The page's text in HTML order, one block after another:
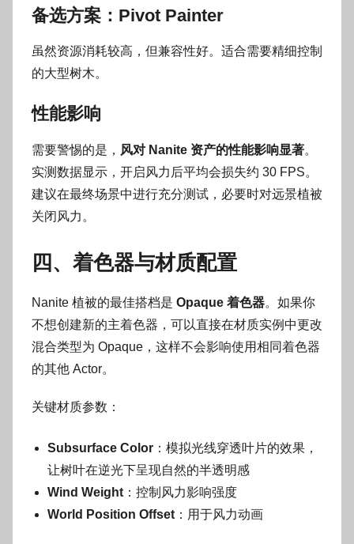
备选方案：Pivot Painter
虽然资源消耗较高，但兼容性好。适合需要精细控制
的大型树木。
性能影响
需要警惕的是， 风对 Nanite 资产的性能影响显著。
实测数据显示，开启风力后平均会损失约 30 FPS。
建议在最终场景中进行充分测试，必要时对远景植被
关闭风力。
四、着色器与材质配置
Nanite 植被的最佳搭档是 Opaque 着色器。如果你
不想创建新的主着色器，可以直接在材质实例中更改
混合类型为 Opaque，这样不会影响使用相同着色器
的其他 Actor。
关键材质参数：
Subsurface Color ：模拟光线穿透叶片的效果，
让树叶在逆光下呈现自然的半透明感
Wind Weight：控制风力影响强度
World Position Offset：用于风力动画